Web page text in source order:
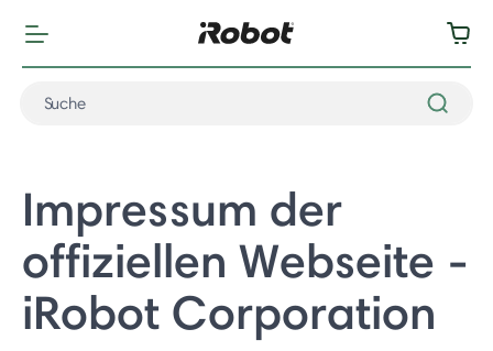
Impressum der
offiziellen Webseite -
iRobot Corporation